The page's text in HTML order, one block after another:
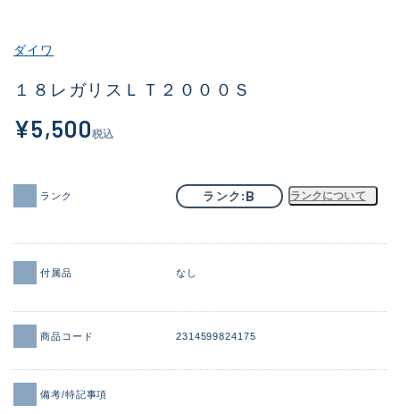
その他
新商品(1998)
価格
ダイワ
１８レガリスＬＴ２０００Ｓ
¥5,500税込
ランク ランク B ランクについて
付属品 なし
商品コード 2314599824175
備考/特記事項